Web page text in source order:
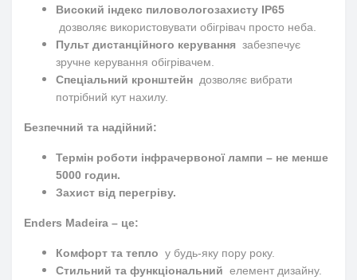
Високий індекс пиловологозахисту IP65
дозволяє використовувати обігрівач просто неба.
Пульт дистанційного керування забезпечує
зручне керування обігрівачем.
Спеціальний кронштейн дозволяє вибрати
потрібний кут нахилу.
Безпечний та надійний:
Термін роботи інфрачервоної лампи – не менше
5000 годин.
Захист від перегріву.
Enders Madeira – це:
Комфорт та тепло у будь-яку пору року.
Стильний та функціональний елемент дизайну.